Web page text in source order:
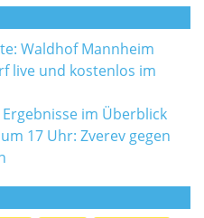
Waldhof Mannheim
live und kostenlos im
im Überblick
17 Uhr: Zverev gegen